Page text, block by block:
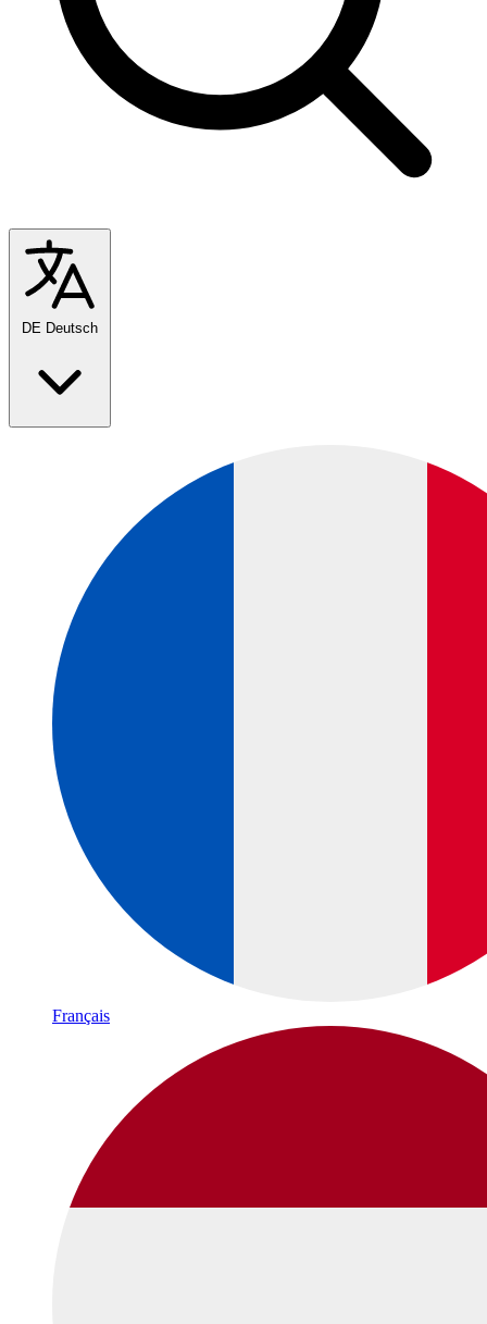
DE Deutsch
Français